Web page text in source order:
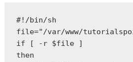
#!/bin/sh
file="/var/www/
if [ -r $file ]
then